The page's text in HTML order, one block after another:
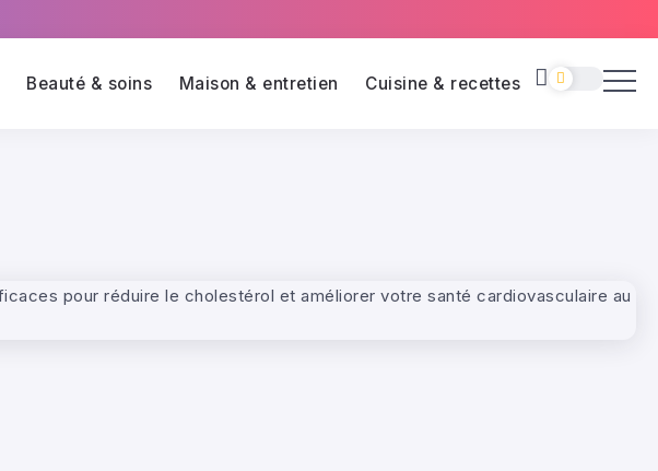
Beauté & soins Maison & entretien Cuisine & recettes